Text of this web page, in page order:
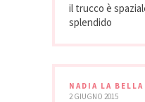
il trucco è
splendido
NADIA LA BELLA
2 GIUGNO 2015